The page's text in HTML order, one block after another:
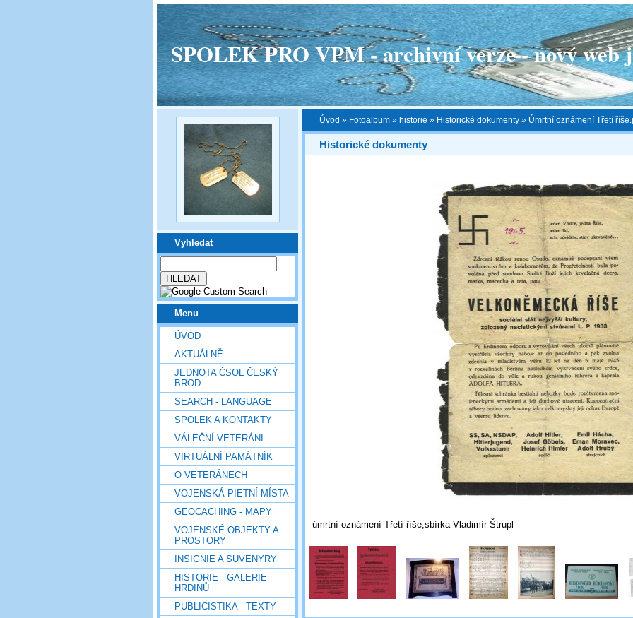
SPOLEK PRO VPM - archivní verze - nový web
Vyhledat
Menu
ÚVOD
AKTUÁLNĚ
JEDNOTA ČSOL ČESKÝ
BROD
SEARCH - LANGUAGE
SPOLEK A KONTAKTY
VÁLEČNÍ VETERÁNI
VIRTUÁLNÍ PAMÁTNÍK
O VETERÁNECH
VOJENSKÁ PIETNÍ MÍSTA
GEOCACHING - MAPY
VOJENSKÉ OBJEKTY A
PROSTORY
INSIGNIE A SUVENYRY
HISTORIE - GALERIE
HRDINŮ
PUBLICISTIKA - TEXTY
Úvod » Fotoalbum » historie » Historické dokumenty » Úmrtní oznámení Třetí
Historické dokumenty
úmrtní oznámení Třetí říše,sbírka Vladimír Štrupl